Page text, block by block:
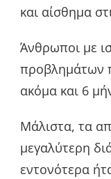
και αίσθημα
Άνθρωποι με
προβλημάτων
ακόμα και 6
Μάλιστα, τα
μεγαλύτερη
εντονότερα